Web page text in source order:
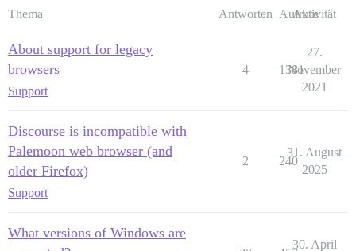
Thema Antworten Aufrufe
Aktivität
About support for legacy
browsers
Support
4 1381
27.
November
2021
Discourse is incompatible with
Palemoon web browser (and
older Firefox)
Support
2 240
31. August
2025
What versions of Windows are
30. April